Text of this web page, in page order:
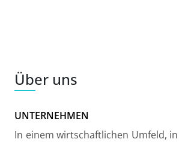
Über uns
UNTERNEHMEN
In einem wirt­schaft­li­chen Um­feld,